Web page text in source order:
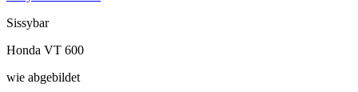
Sissybar
Honda VT 600
wie abgebildet